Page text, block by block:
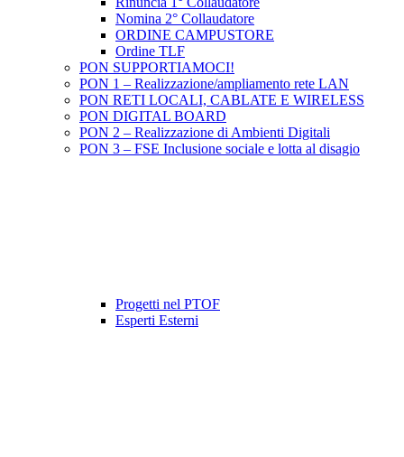
Nomina 2° Collaudatore
ORDINE CAMPUSTORE
Ordine TLF
PON SUPPORTIAMOCI!
PON 1 – Realizzazione/ampliamento rete LAN
PON RETI LOCALI, CABLATE E WIRELESS
PON DIGITAL BOARD
PON 2 – Realizzazione di Ambienti Digitali
PON 3 – FSE Inclusione sociale e lotta al disagio
Progetti nel PTOF
Esperti Esterni